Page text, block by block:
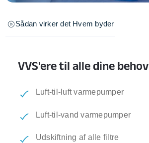
Sådan virker det Hvem byder
VVS'ere til alle dine behov
Luft-til-luft varmepumper
Luft-til-vand varmepumper
Udskiftning af alle filtre